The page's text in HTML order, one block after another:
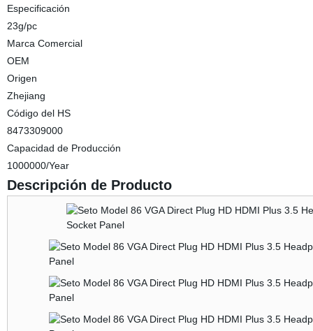
Especificación
23g/pc
Marca Comercial
OEM
Origen
Zhejiang
Código del HS
8473309000
Capacidad de Producción
1000000/Year
Descripción de Producto